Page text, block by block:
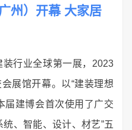
州）开幕 大家居
行业全球第一展，2023
展馆开幕。以“建装理想
届建博会首次使用了广交
、智能、设计、材艺”五